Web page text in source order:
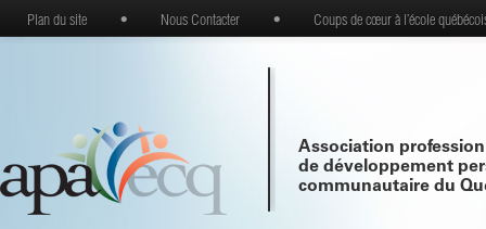
Plan du site • Nous Contacter • Coups de cœur à l’école
Association
de développement
communautaire du